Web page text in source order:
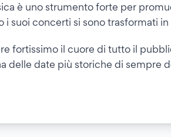
è uno strumento forte per
i suoi concerti si sono trasformati
fortissimo il cuore di tutto il
delle date più storiche di sempre